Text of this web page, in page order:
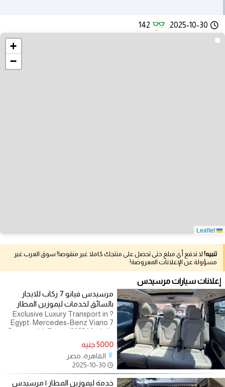
2025-10-30
142
+
−
تنبيه! لا تدفع أي مبلغ حتى تحصل على منتجك كاملا غير منقوصا! سوق العرب غير
مسؤولة عن الإعلانات المعروضة!
إعلانات سيارات مرسيدس
مرسيدس فيانو 7 ركاب للايجار
بالسائق لخدمات ليموزين المطار
? Exclusive Luxury Transport in
Egypt: Mercedes-Benz Viano 7
Seater with Driver (2025 Model) |
مرسيدس فيانو 7 ركاب للايجار
5000 جنيه
القاهرة، مصر
خدمة ليموزين المطار | مرسيدس